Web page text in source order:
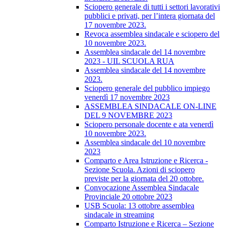
Sciopero generale di tutti i settori lavorativi
pubblici e privati, per l’intera giornata del
17 novembre 2023.
Revoca assemblea sindacale e sciopero del
10 novembre 2023.
Assemblea sindacale del 14 novembre
2023 - UIL SCUOLA RUA
Assemblea sindacale del 14 novembre
2023.
Sciopero generale del pubblico impiego
venerdì 17 novembre 2023
ASSEMBLEA SINDACALE ON-LINE
DEL 9 NOVEMBRE 2023
Sciopero personale docente e ata venerdì
10 novembre 2023.
Assemblea sindacale del 10 novembre
2023
Comparto e Area Istruzione e Ricerca -
Sezione Scuola. Azioni di sciopero
previste per la giornata del 20 ottobre.
Convocazione Assemblea Sindacale
Provinciale 20 ottobre 2023
USB Scuola: 13 ottobre assemblea
sindacale in streaming
Comparto Istruzione e Ricerca – Sezione